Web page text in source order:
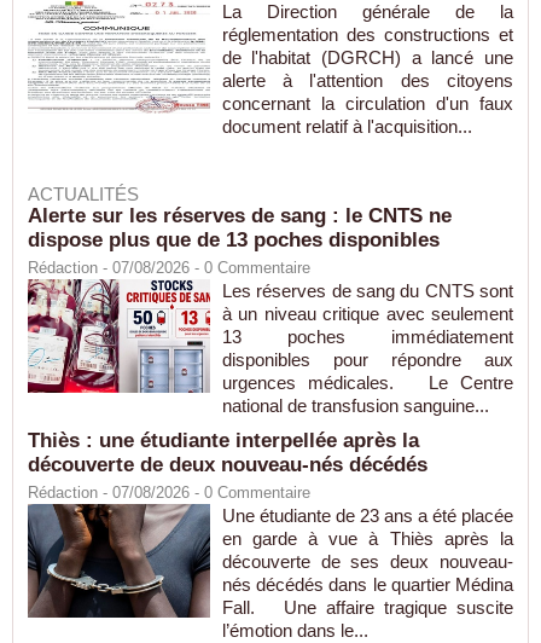
La Direction générale de la
réglementation des constructions et
de l'habitat (DGRCH) a lancé une
alerte à l'attention des citoyens
concernant la circulation d'un faux
document relatif à l'acquisition...
ACTUALITÉS
Alerte sur les réserves de sang : le CNTS ne
dispose plus que de 13 poches disponibles
Rédaction - 07/08/2026 - 0 Commentaire
Les réserves de sang du CNTS sont
à un niveau critique avec seulement
13 poches immédiatement
disponibles pour répondre aux
urgences médicales. Le Centre
national de transfusion sanguine...
Thiès : une étudiante interpellée après la
découverte de deux nouveau-nés décédés
Rédaction - 07/08/2026 - 0 Commentaire
Une étudiante de 23 ans a été placée
en garde à vue à Thiès après la
découverte de ses deux nouveau-
nés décédés dans le quartier Médina
Fall. Une affaire tragique suscite
l’émotion dans le...